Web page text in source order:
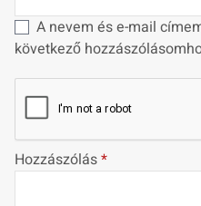
A nevem és e-mail
következő
Hozzászólás*